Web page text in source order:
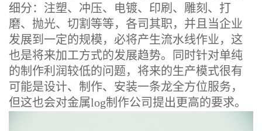
细分：注塑、冲压、电镀、印刷、雕刻、打
磨、抛光、切割等等，各司其职，并且当企业
发展到一定的规模，必将产生流水线作业，这
也是将来加工方式的发展趋势。同时针对单纯
的制作利润较低的问题，将来的生产模式很有
可能是设计、制作、安装一条龙全方位服务，
但这也会对金属log制作公司提出更高的要求。